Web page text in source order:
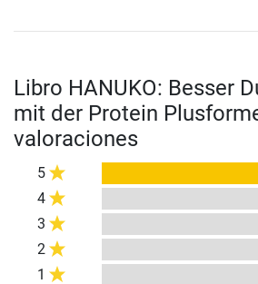
Libro HANUKO: Besser
mit der Protein
valoraciones
5
4
3
2
1